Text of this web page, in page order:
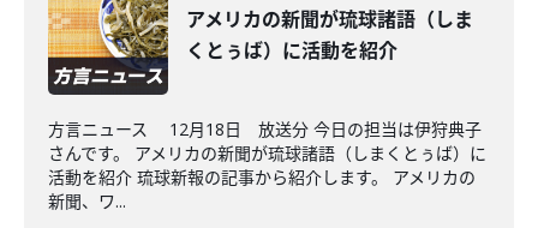
アメリカの新聞が琉球諸語（しま
くとぅば）に活動を紹介
方言ニュース 12月18日 放送分 今日の担当は伊狩典子
さんです。 アメリカの新聞が琉球諸語（しまくとぅば）に
活動を紹介 琉球新報の記事から紹介します。 アメリカの
新聞、ワ...